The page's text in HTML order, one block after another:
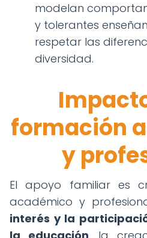
modelan
y tolerantes
respetar las
diversidad.
formación
y
El apoyo familiar es
académico y
interés y la